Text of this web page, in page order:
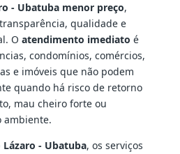
- Ubatuba menor preço,
qualidade e
O atendimento imediato é
condomínios, comércios,
e imóveis que não podem
quando há risco de retorno
mau cheiro forte ou
ambiente.
- Ubatuba, os serviços